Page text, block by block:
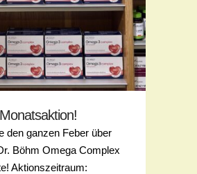
Monatsaktion!
den ganzen Feber über
Böhm Omega Complex
Aktionszeitraum: